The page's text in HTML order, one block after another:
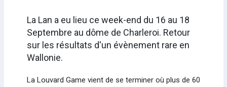
La Lan a eu lieu ce week-end du 16 au 18
Septembre au dôme de Charleroi. Retour
sur les résultats d'un évènement rare en
Wallonie.
La Louvard Game vient de se terminer où plus de 60